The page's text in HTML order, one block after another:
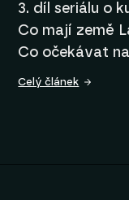
3. díl seriálu o
Co mají země
Co očekávat
Celý článek